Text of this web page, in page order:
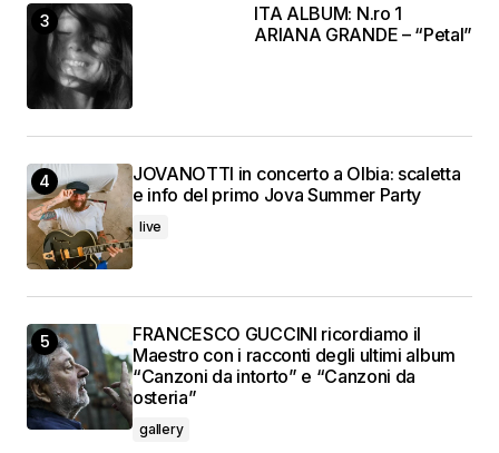
ITA ALBUM: N.ro 1
ARIANA GRANDE – “Petal”
JOVANOTTI in concerto a Olbia: scaletta
e info del primo Jova Summer Party
live
FRANCESCO GUCCINI ricordiamo il
Maestro con i racconti degli ultimi album
“Canzoni da intorto” e “Canzoni da
osteria”
gallery